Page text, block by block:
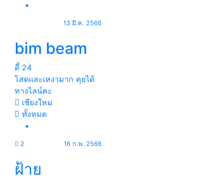
13 มี.ค. 2566
bim beam
ดี้ 24
โสดและเหงามาก คุยได้
ทางไลน์คะ
เชียงใหม่
ทั้งหมด
2 16 ก.พ. 2566
ฝ้าย